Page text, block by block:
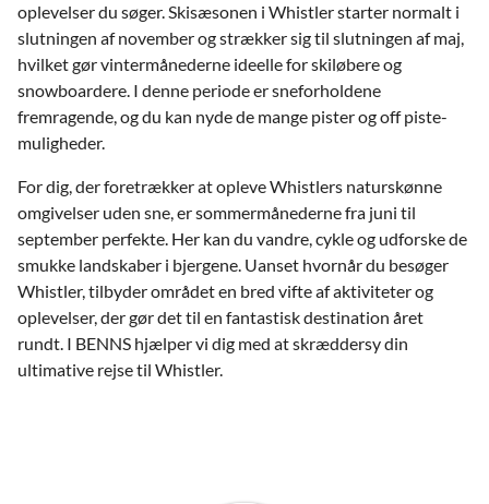
oplevelser du søger. Skisæsonen i Whistler starter normalt i
slutningen af november og strækker sig til slutningen af maj,
hvilket gør vintermånederne ideelle for skiløbere og
snowboardere. I denne periode er sneforholdene
fremragende, og du kan nyde de mange pister og off piste-
muligheder.
For dig, der foretrækker at opleve Whistlers naturskønne
omgivelser uden sne, er sommermånederne fra juni til
september perfekte. Her kan du vandre, cykle og udforske de
smukke landskaber i bjergene. Uanset hvornår du besøger
Whistler, tilbyder området en bred vifte af aktiviteter og
oplevelser, der gør det til en fantastisk destination året
rundt. I BENNS hjælper vi dig med at skræddersy din
ultimative rejse til Whistler.